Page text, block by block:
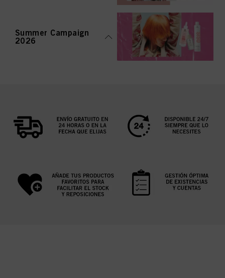
Summer Campaign
2026